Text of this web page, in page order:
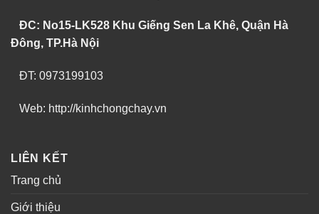
ĐC: No15-LK528 Khu Giếng Sen La Khê, Quận Hà
Đông, TP.Hà Nội
ĐT: 0973199103
Web: http://kinhchongchay.vn
LIÊN KẾT
Trang chủ
Giới thiệu